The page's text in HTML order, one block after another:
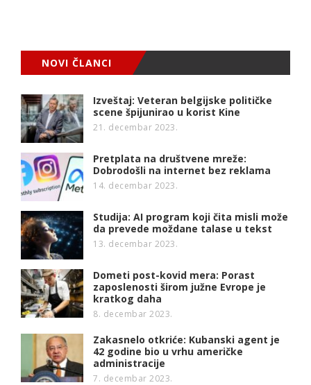
NOVI ČLANCI
Izveštaj: Veteran belgijske političke
scene špijunirao u korist Kine
21. decembar 2023.
Pretplata na društvene mreže:
Dobrodošli na internet bez reklama
14. decembar 2023.
Studija: AI program koji čita misli može
da prevede moždane talase u tekst
13. decembar 2023.
Dometi post-kovid mera: Porast
zaposlenosti širom južne Evrope je
kratkog daha
8. decembar 2023.
Zakasnelo otkriće: Kubanski agent je
42 godine bio u vrhu američke
administracije
7. decembar 2023.